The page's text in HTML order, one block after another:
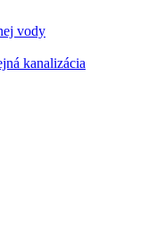
vody
kanalizácia